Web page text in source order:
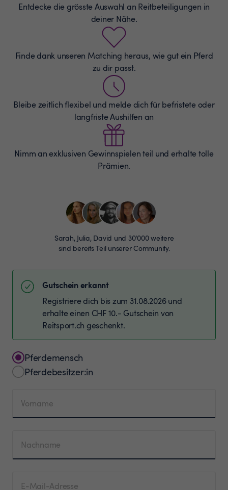
Entdecke die grösste Auswahl an Reitbeteiligungen in
deiner Nähe.
Finde dank unseren Matching heraus, wie gut ein Pferd
zu dir passt.
Bleibe zeitlich flexibel und melde dich für befristete oder
langfriste Aushilfen an
Nimm an exklusiven Gewinnspielen teil und erhalte tolle
Prämien.
Sarah, Julia, David und 30’000 weitere
sind bereits Teil unserer Community.
Gutschein erkannt
Registriere dich bis zum 31.08.2026 und
erhalte einen CHF 10.- Gutschein von
Reitsport.ch geschenkt.
Pferdemensch
Pferdebesitzer:in
Vorname
Nachname
E-Mail-Adresse